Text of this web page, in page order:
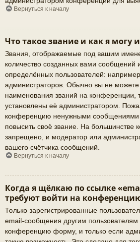
Вернуться к началу
Что такое звание и как я могу
Звания, отображаемые под вашим
количество созданных вами
определённых пользователей:
администраторов. Обычно вы не
наименования званий на конференции,
установлены её администратором.
конференцию ненужными сообщениями
повысить своё звание. На большинстве
запрещено, и модератор или
вашего счётчика сообщений.
Вернуться к началу
Когда я щёлкаю по ссылке
требуют войти на
Только зарегистрированные
email-сообщения другим пользователям
конференцию форму, и только если